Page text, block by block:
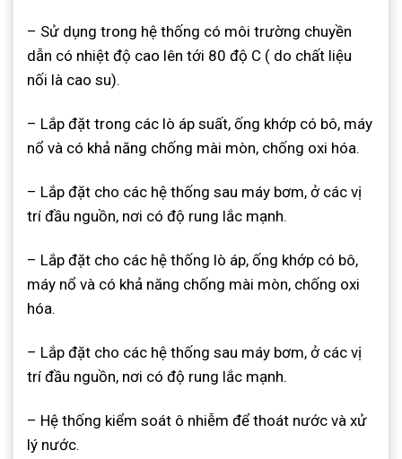
– Sử dụng trong hệ thống có môi trường chuyền
dẫn có nhiệt độ cao lên tới 80 độ C ( do chất liệu
nối là cao su).
– Lắp đặt trong các lò áp suất, ống khớp có bô, máy
nổ và có khả năng chống mài mòn, chống oxi hóa.
– Lắp đặt cho các hệ thống sau máy bơm, ở các vị
trí đầu nguồn, nơi có độ rung lắc mạnh.
– Lắp đặt cho các hệ thống lò áp, ống khớp có bô,
máy nổ và có khả năng chống mài mòn, chống oxi
hóa.
– Lắp đặt cho các hệ thống sau máy bơm, ở các vị
trí đầu nguồn, nơi có độ rung lắc mạnh.
– Hệ thống kiểm soát ô nhiễm để thoát nước và xử
lý nước.